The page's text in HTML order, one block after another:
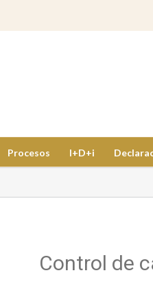
Procesos I+D+i
Control de